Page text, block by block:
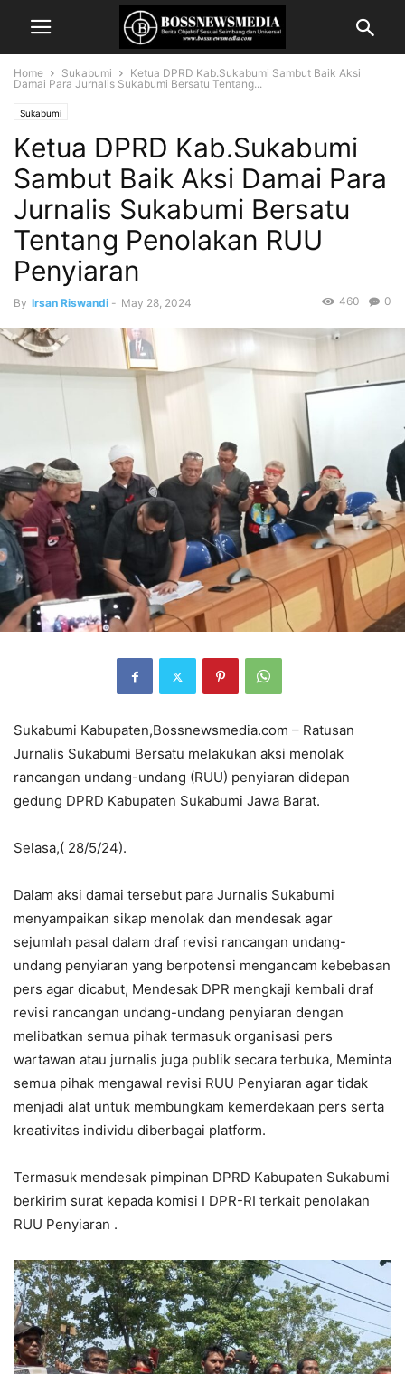
Home Sukabumi
Ketua DPRD Kab.Sukabumi Sambut Baik Aksi
Damai Para Jurnalis Sukabumi Bersatu Tentang...
Sukabumi
Ketua DPRD Kab.Sukabumi
Sambut Baik Aksi Damai Para
Jurnalis Sukabumi Bersatu
Tentang Penolakan RUU
Penyiaran
By Irsan Riswandi - May 28, 2024 0
460
Sukabumi Kabupaten,Bossnewsmedia.com – Ratusan
Jurnalis Sukabumi Bersatu melakukan aksi menolak
rancangan undang-undang (RUU) penyiaran didepan
gedung DPRD Kabupaten Sukabumi Jawa Barat.
Selasa,( 28/5/24).
Dalam aksi damai tersebut para Jurnalis Sukabumi
menyampaikan sikap menolak dan mendesak agar
sejumlah pasal dalam draf revisi rancangan undang-
undang penyiaran yang berpotensi mengancam kebebasan
pers agar dicabut, Mendesak DPR mengkaji kembali draf
revisi rancangan undang-undang penyiaran dengan
melibatkan semua pihak termasuk organisasi pers
wartawan atau jurnalis juga publik secara terbuka, Meminta
semua pihak mengawal revisi RUU Penyiaran agar tidak
menjadi alat untuk membungkam kemerdekaan pers serta
kreativitas individu diberbagai platform.
Termasuk mendesak pimpinan DPRD Kabupaten Sukabumi
berkirim surat kepada komisi I DPR-RI terkait penolakan
RUU Penyiaran .